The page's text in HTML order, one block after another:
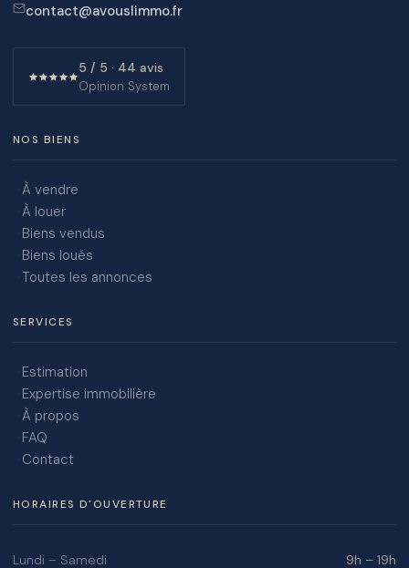
contact@avouslimmo.fr
5 / 5 · 44 avis
Opinion System
NOS BIENS
À vendre
À louer
Biens vendus
Biens loués
Toutes les annonces
SERVICES
Estimation
Expertise immobilière
À propos
FAQ
Contact
HORAIRES D'OUVERTURE
Lundi – Samedi 9h – 19h